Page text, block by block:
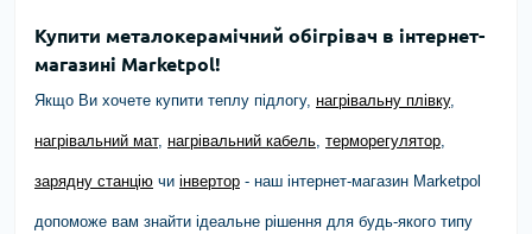
Купити металокерамічний обігрівач в інтернет-
магазині Marketpol!
Якщо Ви хочете купити теплу підлогу, нагрівальну плівку,
нагрівальний мат, нагрівальний кабель терморегулятор
зарядну станцію чи інвертор - наш інтернет-магазин Marketpol
допоможе вам знайти ідеальне рішення для будь-якого типу